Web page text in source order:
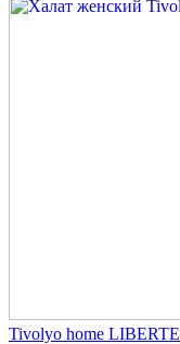
Tivolyo home LIBERTE